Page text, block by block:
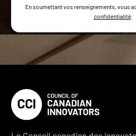
En soumettant vos renseignements, vous
confidentialité.